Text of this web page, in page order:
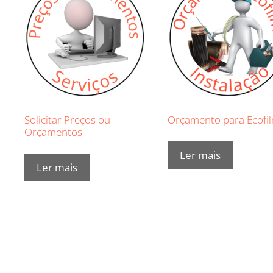
Solicitar Preços ou
Orçamentos
Ler mais
Orçamento para
Ler mais